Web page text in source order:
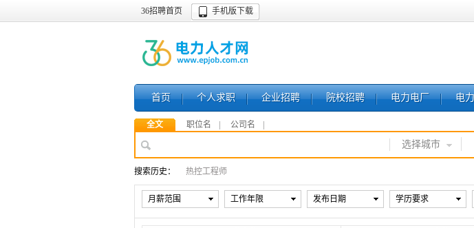
36招聘首页 手机版下载
首页 个人求职 企业招聘 院校招聘 电力电厂 电
全文 职位名 公司名
选择城市
搜索历史： 热控工程师
月薪范围 工作年限 发布日期 学历要求